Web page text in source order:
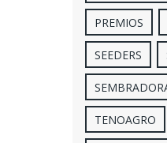
PREMIOS
SEEDERS
TENOAGRO